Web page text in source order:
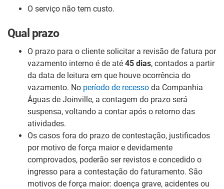
O serviço não tem custo.
Qual prazo
O prazo para o cliente solicitar a revisão de fatura por
vazamento interno é de até 45 dias, contados a partir
da data de leitura em que houve ocorrência do
vazamento. No período de recesso da Companhia
Águas de Joinville, a contagem do prazo será
suspensa, voltando a contar após o retorno das
atividades.
Os casos fora do prazo de contestação, justificados
por motivo de força maior e devidamente
comprovados, poderão ser revistos e concedido o
ingresso para a contestação do faturamento. São
motivos de força maior: doença grave, acidentes ou